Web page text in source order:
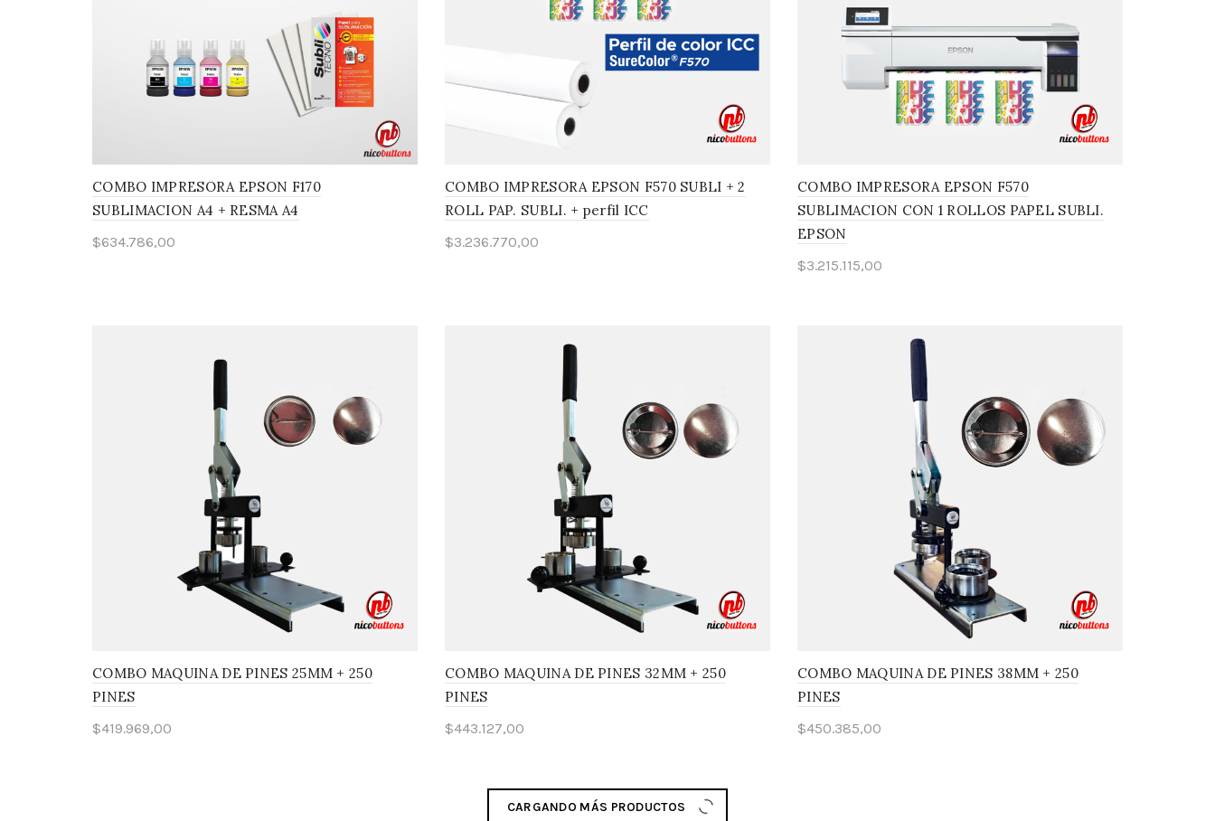
COMBO IMPRESORA EPSON F170
SUBLIMACION A4 + RESMA A4
$634.786,00
COMBO IMPRESORA EPSON F570 SUBLI + 2
ROLL PAP. SUBLI. + perfil ICC
$3.236.770,00
COMBO IMPRESORA EPSON F570
SUBLIMACION CON 1 ROLLOS PAPEL SUBLI.
EPSON
$3.215.115,00
COMBO MAQUINA DE PINES 25MM + 250
PINES
$419.969,00
COMBO MAQUINA DE PINES 32MM + 250
PINES
$443.127,00
COMBO MAQUINA DE PINES 38MM + 250
PINES
$450.385,00
CARGANDO MÁS PRODUCTOS